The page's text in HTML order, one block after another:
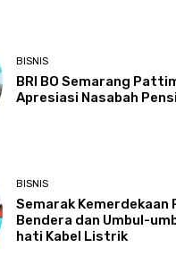
BISNIS
BRI BO Semarang
Apresiasi Nasabah
BISNIS
Semarak Kemerdekaan
Bendera dan Umbul-
hati Kabel Listrik